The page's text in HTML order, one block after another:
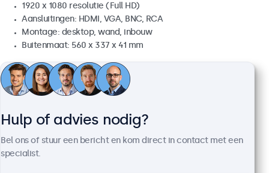
1920 x 1080 resolutie (Full HD)
Aansluitingen: HDMI, VGA, BNC, RCA
Montage: desktop, wand, inbouw
Buitenmaat: 560 x 337 x 41 mm
€ 499,00
€ 603,79 incl. btw
Hulp of advies nodig?
Bel ons of stuur een bericht en kom direct in contact met een
specialist.